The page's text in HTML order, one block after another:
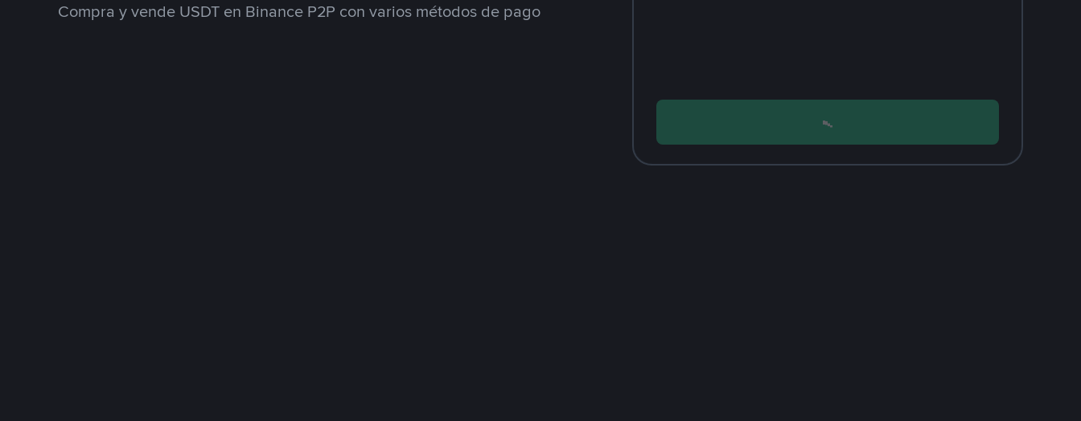
Compra y vende USDT en Binance P2P con varios métodos de pago